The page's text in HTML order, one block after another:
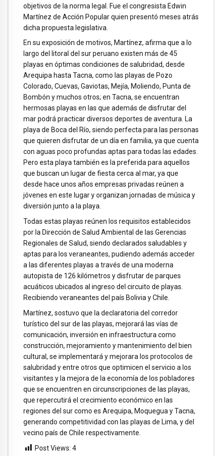
objetivos de la norma legal. Fue el congresista Edwin
Martínez de Acción Popular quien presentó meses atrás
dicha propuesta legislativa.
En su exposición de motivos, Martínez, afirma que a lo
largo del litoral del sur peruano existen más de 45
playas en óptimas condiciones de salubridad, desde
Arequipa hasta Tacna, como las playas de Pozo
Colorado, Cuevas, Gaviotas, Mejía, Moliendo, Punta de
Bombón y muchos otros; en Tacna, se encuentran
hermosas playas en las que además de disfrutar del
mar podrá practicar diversos deportes de aventura. La
playa de Boca del Río, siendo perfecta para las personas
que quieren disfrutar de un día en familia, ya que cuenta
con aguas poco profundas aptas para todas las edades.
Pero esta playa también es la preferida para aquellos
que buscan un lugar de fiesta cerca al mar, ya que
desde hace unos años empresas privadas reúnen a
jóvenes en este lugar y organizan jornadas de música y
diversión junto a la playa.
Todas estas playas reúnen los requisitos establecidos
por la Dirección de Salud Ambiental de las Gerencias
Regionales de Salud, siendo declarados saludables y
aptas para los veraneantes, pudiendo además acceder
a las diferentes playas a través de una moderna
autopista de 126 kilómetros y disfrutar de parques
acuáticos ubicados al ingreso del circuito de playas.
Recibiendo veraneantes del país Bolivia y Chile.
Martínez, sostuvo que la declaratoria del corredor
turístico del sur de las playas, mejorará las vías de
comunicación, inversión en infraestructura como
construcción, mejoramiento y mantenimiento del bien
cultural, se implementará y mejorara los protocolos de
salubridad y entre otros que optimicen el servicio a los
visitantes y la mejora de la economía de los pobladores
que se encuentren en circunscripciones de las playas,
que repercutirá el crecimiento económico en las
regiones del sur como es Arequipa, Moquegua y Tacna,
generando competitividad con las playas de Lima, y del
vecino país de Chile respectivamente.
Post Views: 4